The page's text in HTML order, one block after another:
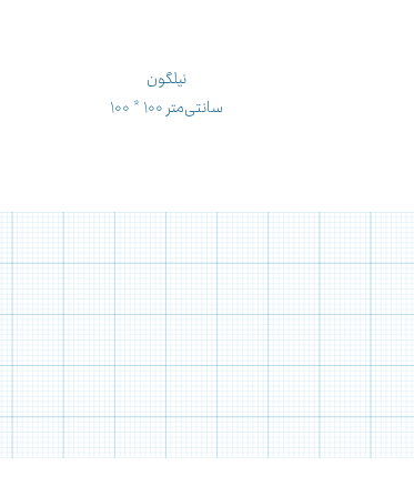
نیلگون
۱۰۰ * ۱۰۰ سانتی‌متر